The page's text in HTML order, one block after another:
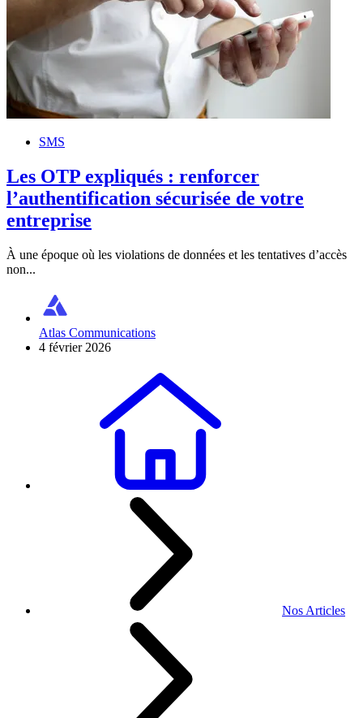
SMS
Les OTP expliqués : renforcer
l’authentification sécurisée de votre
entreprise
À une époque où les violations de données et les tentatives d’accès
non...
Atlas Communications
4 février 2026
Nos Articles